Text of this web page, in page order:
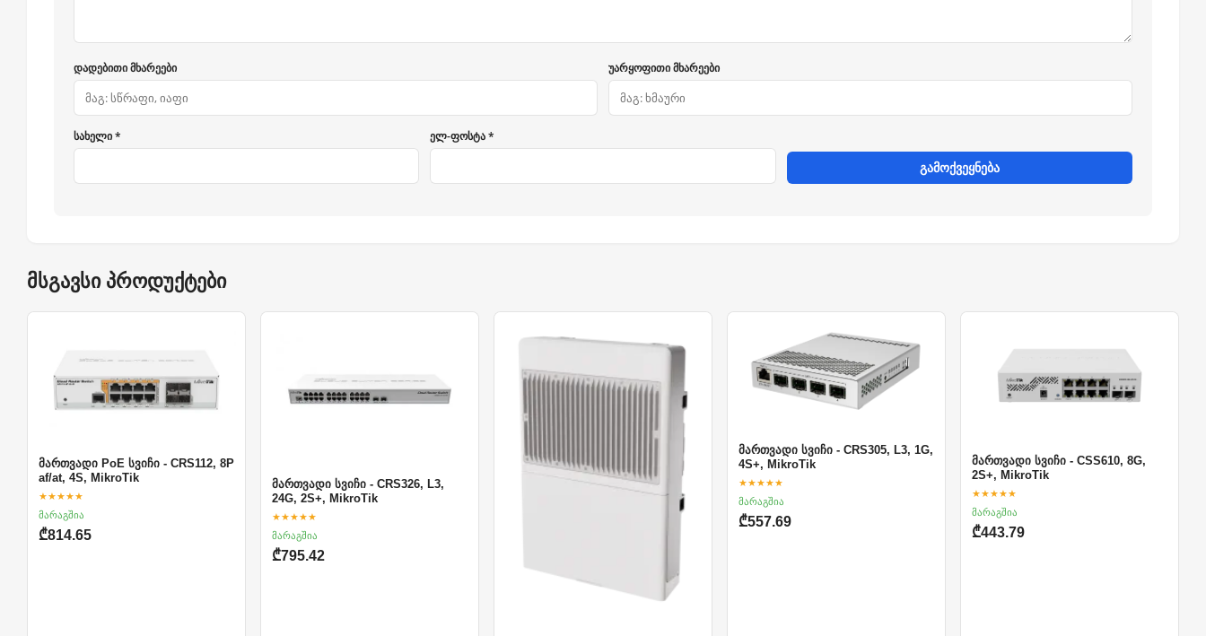
დადებითი მხარეები უარყოფითი მხარეები
სახელი * ელ-ფოსტა *
გამოქვეყნება
მსგავსი პროდუქტები
მართვადი PoE სვიჩი - CRS112, 8P
af/at, 4S, MikroTik
★★★★★
მარაგშია
₾814.65
მართვადი სვიჩი - CRS326, L3,
24G, 2S+, MikroTik
★★★★★
მარაგშია
₾795.42
მართვადი სვიჩი - CRS305, L3, 1G,
4S+, MikroTik
★★★★★
მარაგშია
₾557.69
მართვადი სვიჩი - CSS610, 8G,
2S+, MikroTik
★★★★★
მარაგშია
₾443.79